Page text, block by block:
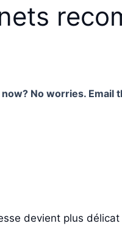
No worries.
devient plus